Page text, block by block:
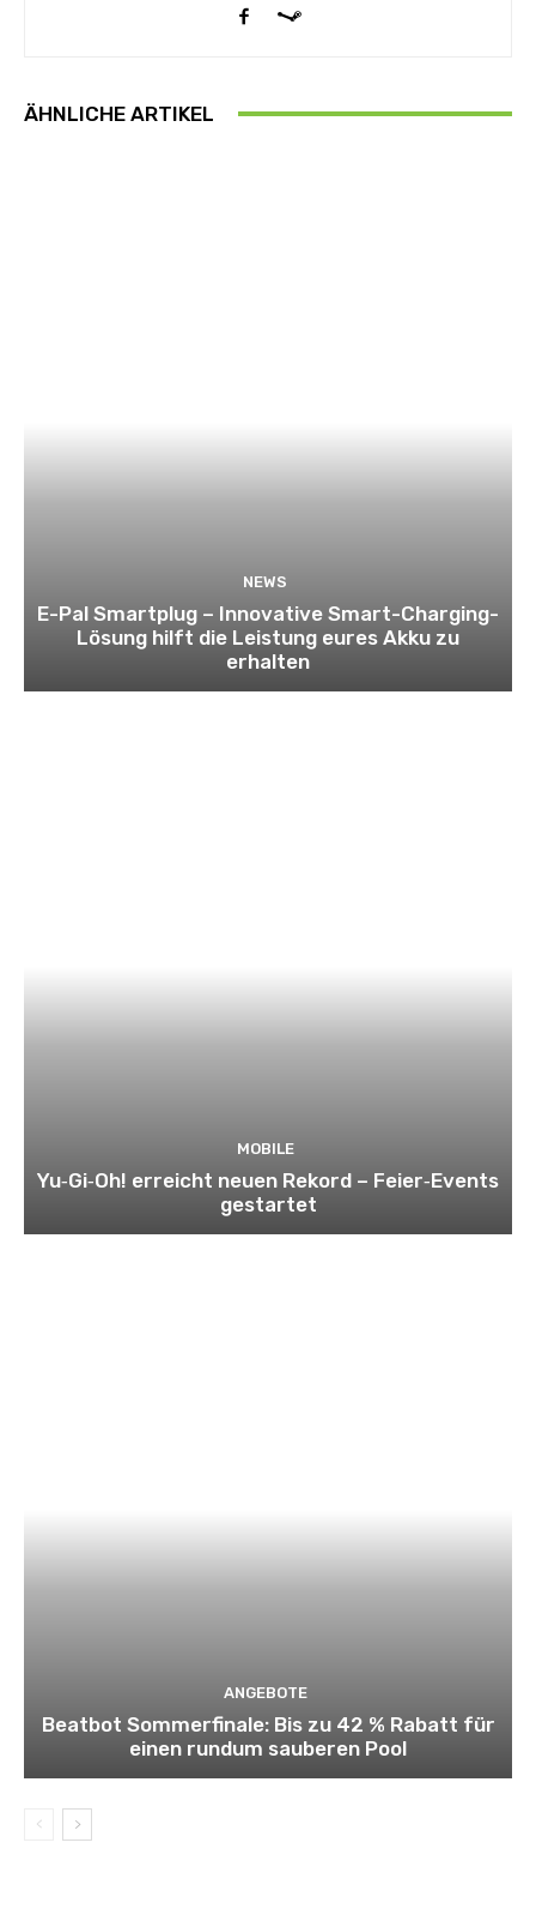
ÄHNLICHE ARTIKEL
NEWS
E-Pal Smartplug – Innovative Smart-Charging-
Lösung hilft die Leistung eures Akku zu
erhalten
MOBILE
Yu‑Gi‑Oh! erreicht neuen Rekord – Feier‑Events
gestartet
ANGEBOTE
Beatbot Sommerfinale: Bis zu 42 % Rabatt für
einen rundum sauberen Pool